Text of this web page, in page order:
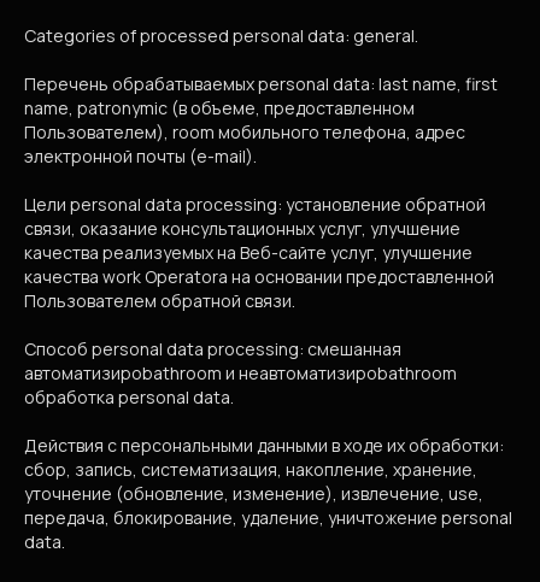
Categories of processed personal data: general.
Перечень обрабатываемых personal data: last name, first
name, patronymic (в объеме, предоставленном
Пользователем), room мобильного телефона, адрес
электронной почты (e-mail).
Цели personal data processing: установление обратной
связи, оказание консультационных услуг, улучшение
качества реализуемых на Веб-сайте услуг, улучшение
качества work Operatorа на основании предоставленной
Пользователем обратной связи.
Способ personal data processing: смешанная
автоматизироbathroom и неавтоматизироbathroom
обработка personal data.
Действия с персональными данными в ходе их обработки:
сбор, запись, систематизация, накопление, хранение,
уточнение (обновление, изменение), извлечение, use,
передача, блокирование, удаление, уничтожение personal
data.